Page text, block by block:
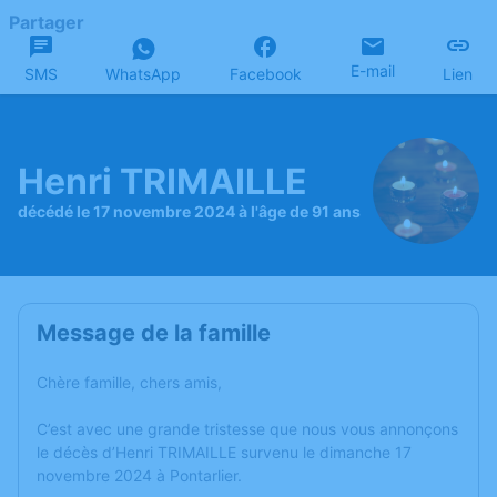
Partager
SMS WhatsApp Facebook E-mail Lien
Henri TRIMAILLE
décédé le 17 novembre 2024 à l'âge de 91 ans
Message de la famille
Chère famille, chers amis,
C’est avec une grande tristesse que nous vous annonçons
le décès d’Henri TRIMAILLE survenu le dimanche 17
novembre 2024 à Pontarlier.